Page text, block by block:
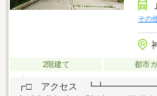
その
2階建て 都市
┏□ アクセス